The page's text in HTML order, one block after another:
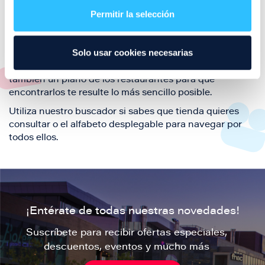
Permitir la selección
Solo usar cookies necesarias
también de nuestra oferta de ocio y shopping durante
podrás encontrar toda la información necesaria de
cada una de nuestras marcas. Sus datos de contacto y
también un plano de los restaurantes para que
encontrarlos te resulte lo más sencillo posible.
Utiliza nuestro buscador si sabes que tienda quieres
consultar o el alfabeto desplegable para navegar por
todos ellos.
¡Entérate de todas nuestras novedades!
Suscríbete para recibir ofertas especiales,
descuentos, eventos y mucho más